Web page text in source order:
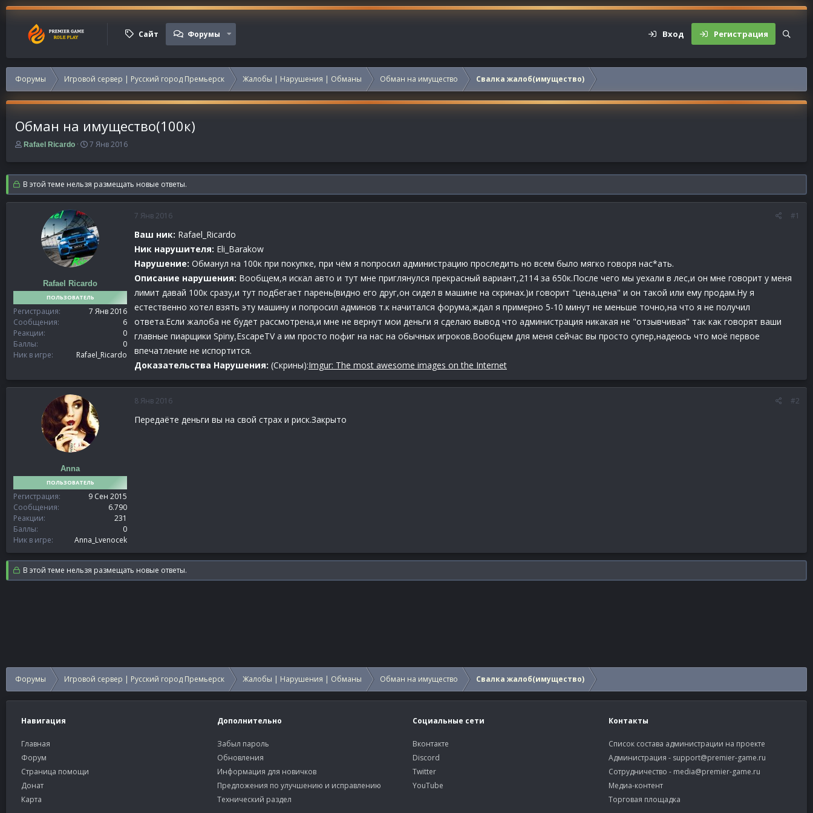
Сайт Форумы Вход Регистрация
Форумы Игровой сервер | Русский город Премьерск Жалобы | Нарушения | Обманы Обман на имущество Свалка жалоб(имущество)
Обман на имущество(100к)
А
т
о
р
т
Rafael Ricardo
Д
т
а
н
а
а
л
а
7 Янв 2016
В этой теме нельзя размещать новые ответы.
Rafael Ricardo
ПОЛЬЗОВАТЕЛЬ
Регистрация
7 Янв 2016
Сообщения
6
Реакции
0
Баллы
0
Ник в игре
Rafael_Ricardo
7 Янв 2016 #1
Ваш ник: Rafael_Ricardo
Ник нарушителя: Eli_Barakow
Нарушение: Обманул на 100к при покупке, при чём я попросил администрацию проследить но всем было мягко говоря нас*ать.
Описание нарушения: Вообщем,я искал авто и тут мне приглянулся прекрасный вариант,2114 за 650к.После чего мы уехали в лес,и он мне говорит у меня
лимит давай 100к сразу,и тут подбегает парень(видно его друг,он сидел в машине на скринах.)и говорит "цена,цена" и он такой или ему продам.Ну я
естественно хотел взять эту машину и попросил админов т.к начитался форума,ждал я примерно 5-10 минут не меньше точно,на что я не получил
ответа.Если жалоба не будет рассмотрена,и мне не вернут мои деньги я сделаю вывод что администрация никакая не "отзывчивая" так как говорят ваши
главные пиарщики Spiny,EscapeTV а им просто пофиг на нас на обычных игроков.Вообщем для меня сейчас вы просто супер,надеюсь что моё первое
впечатление не испортится.
Доказательства Нарушения: (Скрины):Imgur: The most awesome images on the Internet
Anna
ПОЛЬЗОВАТЕЛЬ
Регистрация
9 Сен 2015
Сообщения
6.790
Реакции
231
Баллы
0
Ник в игре
Anna_Lvenocek
8 Янв 2016 #2
Передаёте деньги вы на свой страх и риск.Закрыто
В этой теме нельзя размещать новые ответы.
Форумы Игровой сервер | Русский город Премьерск Жалобы | Нарушения | Обманы Обман на имущество Свалка жалоб(имущество)
Навигация
Главная
Форум
Страница помощи
Донат
Карта
Дополнительно
Забыл пароль
Обновления
Информация для новичков
Предложения по улучшению и исправлению
Технический раздел
Социальные сети
Вконтакте
Discord
Twitter
YouTube
Контакты
Список состава администрации на проекте
Администрация - support@premier-game.ru
Сотрудничество - media@premier-game.ru
Медиа-контент
Торговая площадка